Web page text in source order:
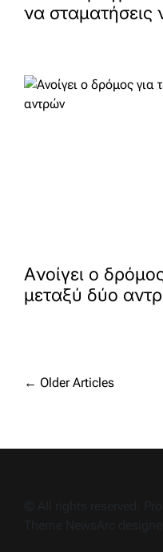
να σταματήσεις
Aνοίγει ο
μεταξύ δύο
Posts
← Older Articles